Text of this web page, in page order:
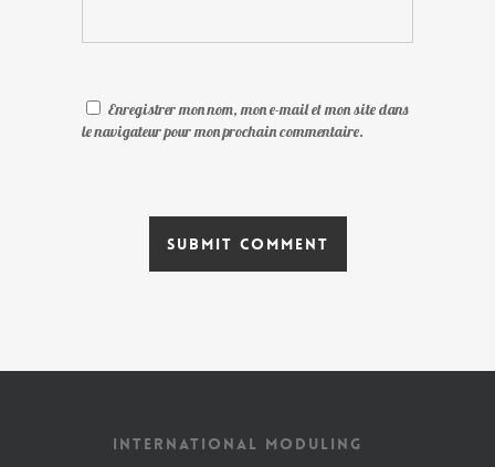
Enregistrer mon nom, mon e-mail et mon site dans
le navigateur pour mon prochain commentaire.
INTERNATIONAL MODULING